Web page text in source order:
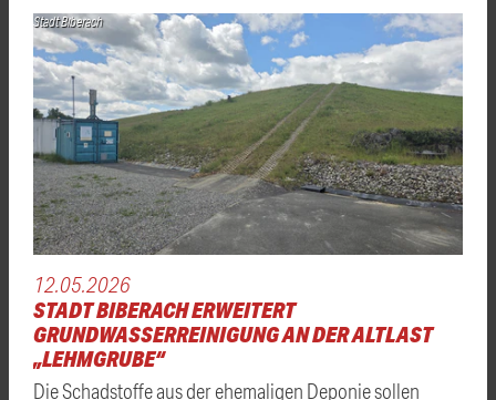
Stadt Biberach
12.05.2026
STADT BIBERACH ERWEITERT
GRUNDWASSERREINIGUNG AN DER ALTLAST
„LEHMGRUBE“
Die Schadstoffe aus der ehemaligen Deponie sollen